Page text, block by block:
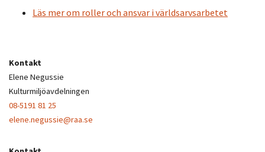
Läs mer om roller och ansvar i världsarvsarbetet
Kontakt
Elene Negussie
Kulturmiljöavdelningen
08-5191 81 25
elene.negussie@raa.se